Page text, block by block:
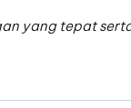
yang tepat